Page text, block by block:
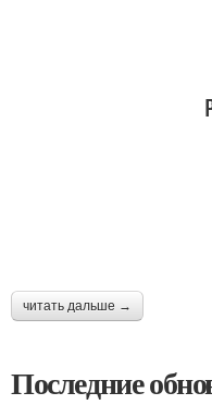
читать дальше →
Последние